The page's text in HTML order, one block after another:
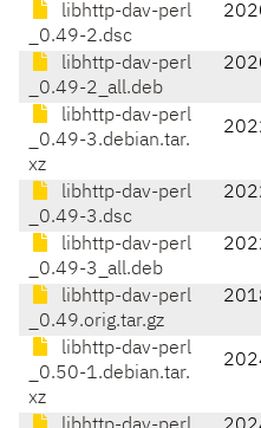
libhttp-dav-perl
_0.49-2.dsc
libhttp-dav-perl
_0.49-2_all.deb
libhttp-dav-perl
_0.49-3.debian.tar.
xz
libhttp-dav-perl
_0.49-3.dsc
libhttp-dav-perl
_0.49-3_all.deb
libhttp-dav-perl
_0.49.orig.tar.gz
libhttp-dav-perl
_0.50-1.debian.tar.
xz